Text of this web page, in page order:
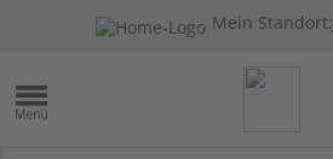
Mein Standort: